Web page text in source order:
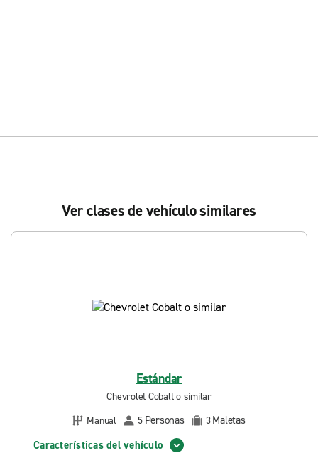
Ver clases de vehículo similares
Estándar
Chevrolet Cobalt o similar
Manual
5 Personas 3Maletas
Características del vehículo